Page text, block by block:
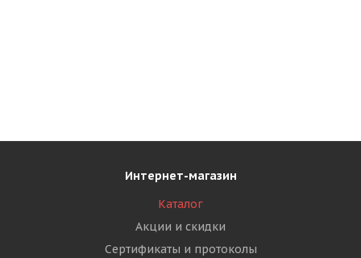
Интернет-магазин
Каталог
Акции и скидки
Сертификаты и протоколы